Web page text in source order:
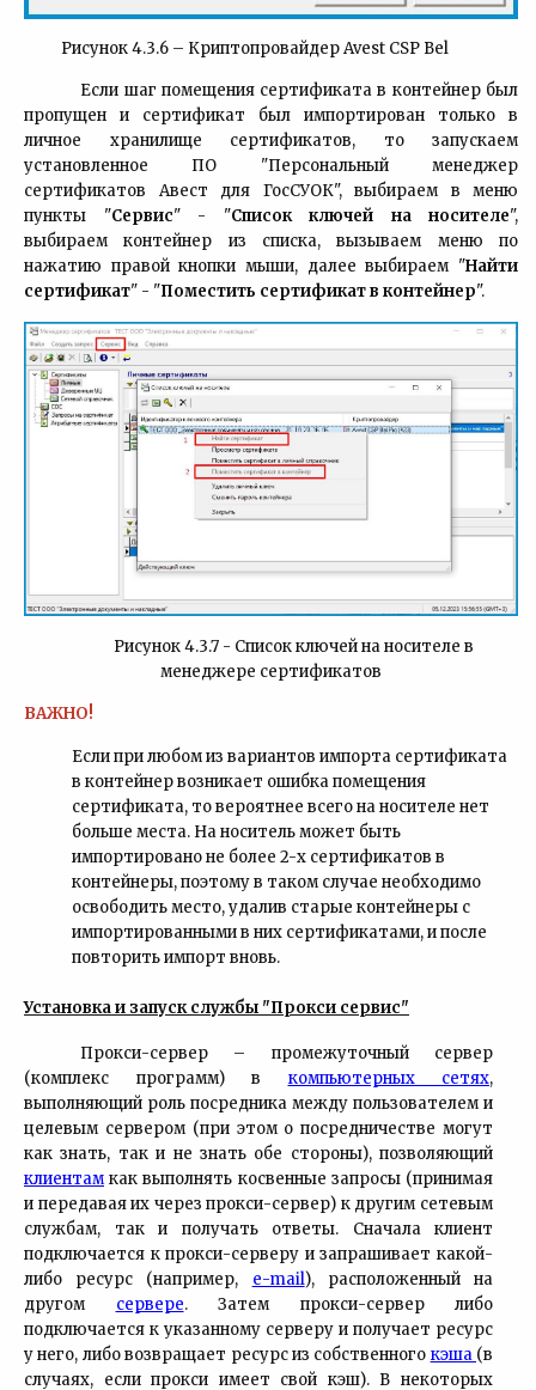
Рисунок 4.3.6 – Криптопровайдер Avest CSP Bel
Если шаг помещения сертификата в контейнер был
пропущен и сертификат был импортирован только в
личное хранилище сертификатов, то запускаем
установленное ПО "Персональный менеджер
сертификатов Авест для ГосСУОК", выбираем в меню
пункты "Сервис" - "Список ключей на носителе",
выбираем контейнер из списка, вызываем меню по
нажатию правой кнопки мыши, далее выбираем "Найти
сертификат" - "Поместить сертификат в контейнер".
Рисунок 4.3.7 - Список ключей на носителе в
менеджере сертификатов
ВАЖНО!
Если при любом из вариантов импорта сертификата
в контейнер возникает ошибка помещения
сертификата, то вероятнее всего на носителе нет
больше места. На носитель может быть
импортировано не более 2-х сертификатов в
контейнеры, поэтому в таком случае необходимо
освободить место, удалив старые контейнеры с
импортированными в них сертификатами, и после
повторить импорт вновь.
Установка и запуск службы "Прокси сервис"
Прокси-сервер – промежуточный сервер
(комплекс программ) в компьютерных сетях,
выполняющий роль посредника между пользователем и
целевым сервером (при этом о посредничестве могут
как знать, так и не знать обе стороны), позволяющий
клиентамкак выполнять косвенные запросы (принимая
и передавая их через прокси-сервер) к другим сетевым
службам, так и получать ответы. Сначала клиент
подключается к прокси-серверу и запрашивает какой-
либо ресурс (например, e-mail), расположенный на
другом сервере. Затем прокси-сервер либо
подключается к указанному серверу и получает ресурс
у него, либо возвращает ресурс из собственного кэша (в
случаях, если прокси имеет свой кэш). В некоторых